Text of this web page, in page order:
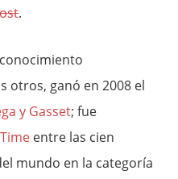
.
otros, ganó en 2008 el
y Gasset; fue
Time entre las cien
mundo en la categoría